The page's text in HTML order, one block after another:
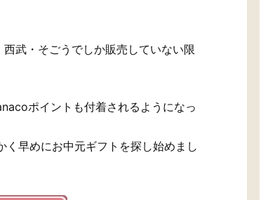
武・そごうでしか販売していない限
ポイントも付着されるようになっ
早めにお中元ギフトを探し始めまし